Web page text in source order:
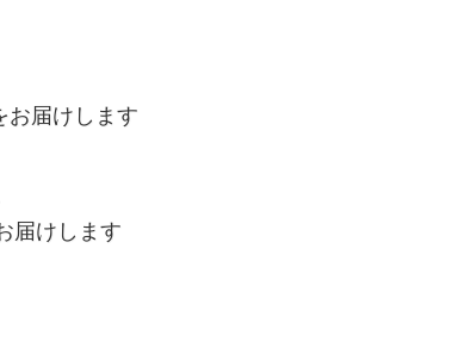
お届けします
届けします